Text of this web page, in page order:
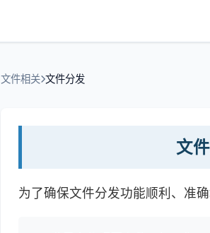
文件相关 文件分发
文
为了确保文件分发功能顺利、准